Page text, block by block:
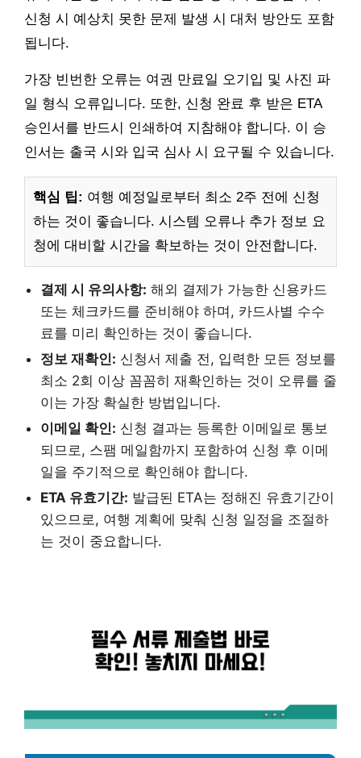
신청 시 예상치 못한 문제 발생 시 대처 방안도 포함
됩니다.
가장 빈번한 오류는 여권 만료일 오기입 및 사진 파
일 형식 오류입니다. 또한, 신청 완료 후 받은 ETA
승인서를 반드시 인쇄하여 지참해야 합니다. 이 승
인서는 출국 시와 입국 심사 시 요구될 수 있습니다.
핵심 팁: 여행 예정일로부터 최소 2주 전에 신청
하는 것이 좋습니다. 시스템 오류나 추가 정보 요
청에 대비할 시간을 확보하는 것이 안전합니다.
결제 시 유의사항: 해외 결제가 가능한 신용카드
또는 체크카드를 준비해야 하며, 카드사별 수수
료를 미리 확인하는 것이 좋습니다.
정보 재확인: 신청서 제출 전, 입력한 모든 정보를
최소 2회 이상 꼼꼼히 재확인하는 것이 오류를 줄
이는 가장 확실한 방법입니다.
이메일 확인: 신청 결과는 등록한 이메일로 통보
되므로, 스팸 메일함까지 포함하여 신청 후 이메
일을 주기적으로 확인해야 합니다.
ETA 유효기간: 발급된 ETA는 정해진 유효기간이
있으므로, 여행 계획에 맞춰 신청 일정을 조절하
는 것이 중요합니다.